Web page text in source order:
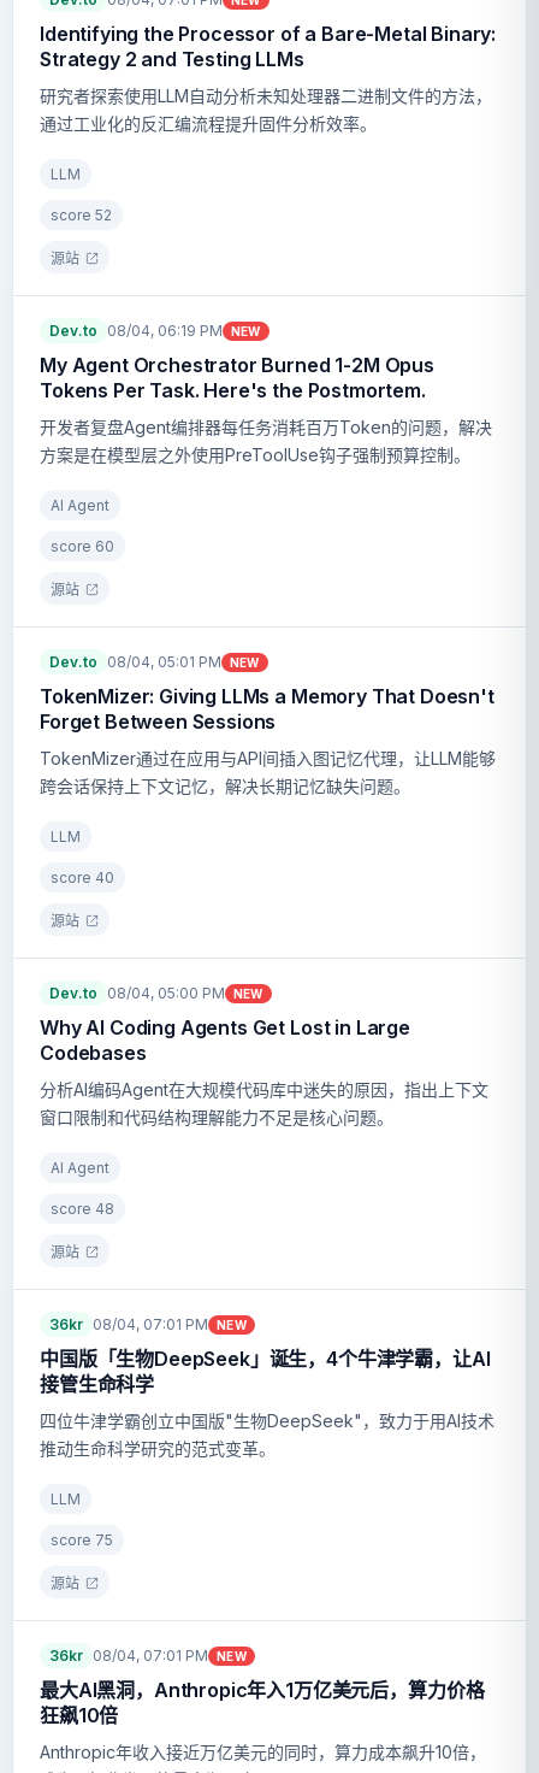
Identifying the Processor of a Bare-Metal Binary:
Strategy 2 and Testing LLMs
研究者探索使用LLM自动分析未知处理器二进制文件的方法，
通过工业化的反汇编流程提升固件分析效率。
LLM
score 52
源站
Dev.to 08/04, 06:19 PM NEW
My Agent Orchestrator Burned 1-2M Opus
Tokens Per Task. Here's the Postmortem.
开发者复盘Agent编排器每任务消耗百万Token的问题，解决
方案是在模型层之外使用PreToolUse钩子强制预算控制。
AI Agent
score 60
源站
Dev.to 08/04, 05:01 PM NEW
TokenMizer: Giving LLMs a Memory That Doesn't
Forget Between Sessions
TokenMizer通过在应用与API间插入图记忆代理，让LLM能够
跨会话保持上下文记忆，解决长期记忆缺失问题。
LLM
score 40
源站
Dev.to 08/04, 05:00 PM NEW
Why AI Coding Agents Get Lost in Large
Codebases
分析AI编码Agent在大规模代码库中迷失的原因，指出上下文
窗口限制和代码结构理解能力不足是核心问题。
AI Agent
score 48
源站
36kr 08/04, 07:01 PM NEW
中国版「生物DeepSeek」诞生，4个牛津学霸，让AI
接管生命科学
四位牛津学霸创立中国版"生物DeepSeek"，致力于用AI技术
推动生命科学研究的范式变革。
LLM
score 75
源站
36kr 08/04, 07:01 PM NEW
最大AI黑洞，Anthropic年入1万亿美元后，算力价格
狂飙10倍
Anthropic年收入接近万亿美元的同时，算力成本飙升10倍，